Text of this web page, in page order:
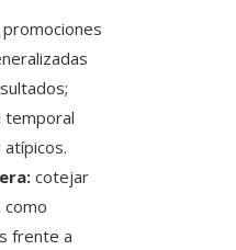
promociones
temporal
cotejar
como
frente a